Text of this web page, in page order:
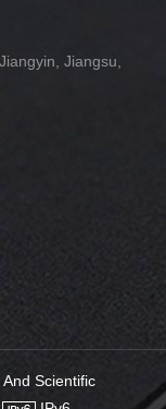
Jiangsu,
Scientific